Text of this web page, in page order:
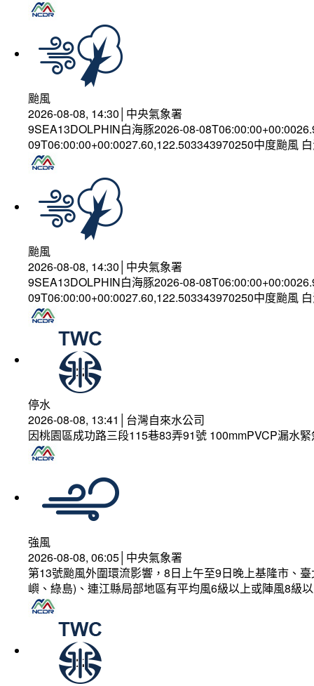
颱風
2026-08-08, 14:30│中央氣象署
9SEA13DOLPHIN白海豚2026-08-
09T06:00:00+00:0027.60,122.503343970250中度颱風
颱風
2026-08-08, 14:30│中央氣象署
9SEA13DOLPHIN白海豚2026-08-
09T06:00:00+00:0027.60,122.503343970250中度颱風
停水
2026-08-08, 13:41│台灣自來水公司
因桃園區成功路三段115巷83弄91號 100mmPVCP漏水
強風
2026-08-08, 06:05│中央氣象署
第13號颱風外圍環流影響，8日上午至9日晚上基隆市、
嶼、綠島)、連江縣局部地區有平均風6級以上或陣風8級